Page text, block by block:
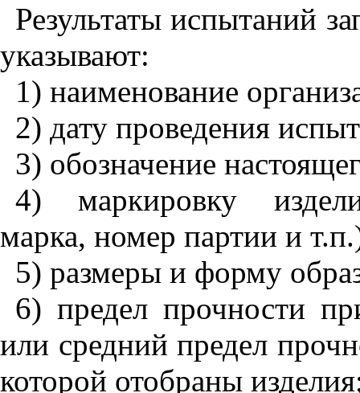
Результаты испытаний
указывают:
1) наименование
2) дату проведения
3) обозначение
4) маркировку
марка, номер партии и
5) размеры и форму
6) предел прочности
или средний предел
которой отобраны